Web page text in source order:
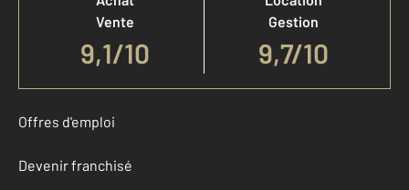
Vente
9,1/10
Gestion
9,7/10
Offres d'emploi
Devenir franchisé